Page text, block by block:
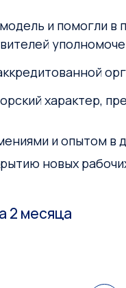
и помогли
характер,
и опытом в
новых
2 месяца